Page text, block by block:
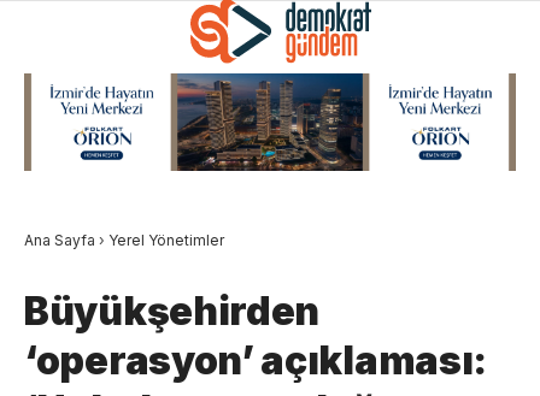
Ana Sayfa › Yerel Yönetimler
Büyükşehirden
‘operasyon’ açıklaması: